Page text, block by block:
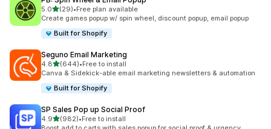
5.0เต็ม 5 ดาว
(29)
ทั้งหมด 29 รีวิว
•Free plan available
Create games popup w/ spin wheel, discount popup, email popup
Built for Shopify
Seguno Email Marketing
4.8เต็ม 5 ดาว
(644)
ทั้งหมด 644 รีวิว
•Free to install
Canva & Sidekick-able email marketing newsletters & automation
Built for Shopify
SP Sales Pop up Social Proof
4.9เต็ม 5 ดาว
(982)
ทั้งหมด 982 รีวิว
•Free to install